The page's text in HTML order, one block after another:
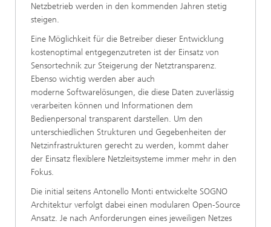
Netzbetrieb werden in den kommenden Jahren stetig
steigen.
Eine Möglichkeit für die Betreiber dieser Entwicklung
kostenoptimal entgegenzutreten ist der Einsatz von
Sensortechnik zur Steigerung der Netztransparenz.
Ebenso wichtig werden aber auch
moderne Softwarelösungen, die diese Daten zuverlässig
verarbeiten können und Informationen dem
Bedienpersonal transparent darstellen. Um den
unterschiedlichen Strukturen und Gegebenheiten der
Netzinfrastrukturen gerecht zu werden, kommt daher
der Einsatz flexiblere Netzleitsysteme immer mehr in den
Fokus.
Die initial seitens Antonello Monti entwickelte SOGNO
Architektur verfolgt dabei einen modularen Open-Source
Ansatz. Je nach Anforderungen eines jeweiligen Netzes